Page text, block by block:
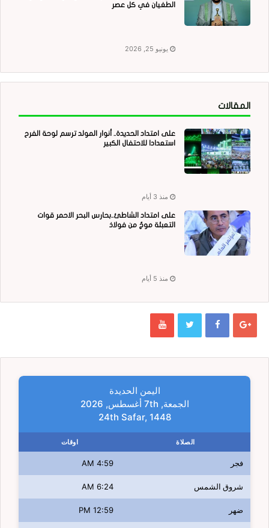
الطغيان في كل عصر
يونيو 25, 2026
المقالات
على امتداد الحديدة.. أنوار المولد ترسم لوحة الفرح
استعدادا للاحتفال الكبير
منذ 3 أيام
على امتداد الشاطئ..بحارس البحر الاحمر قوات
التعبئة موجٌ من فولاذ
منذ 5 أيام
اليمن الحديدة
الجمعة, 7th أغسطس, 2026
24th Safar, 1448
الصلاة اوقات
فجر 4:59 AM
شروق الشمس 6:24 AM
ضهر 12:59 PM